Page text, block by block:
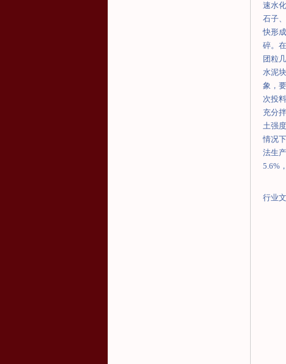
速水
石子
快形
碎。
团粒
水泥
象，
次投
充分
土强
情况
法生
5.6%
行业